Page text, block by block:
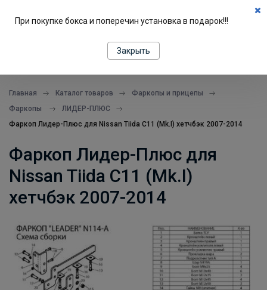
Главная Каталог товаров
Фаркопы и прицепы
Фаркопы
ЛИДЕР-ПЛЮС
Фаркоп Лидер-Плюс для Nissan Tiida C11 (Mk.I) хетчбэк 2007-2014
Фаркоп Лидер-Плюс для
Nissan Tiida C11 (Mk.I)
хетчбэк 2007-2014
При покупке бокса и поперечин установка в подарок!!!
Закрыть